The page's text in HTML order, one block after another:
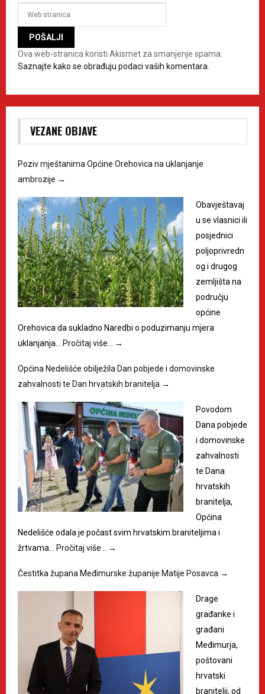
Ova web-stranica koristi Akismet za smanjenje spama.
Saznajte kako se obrađuju podaci vaših komentara.
VEZANE OBJAVE
Poziv mještanima Općine Orehovica na uklanjanje
ambrozije →
Obavještavaj
u se vlasnici ili
posjednici
poljoprivredn
og i drugog
zemljišta na
području
općine
Orehovica da sukladno Naredbi o poduzimanju mjera
uklanjanja…
Pročitaj više… →
Općina Nedelišće obilježila Dan pobjede i domovinske
zahvalnosti te Dan hrvatskih branitelja →
Povodom
Dana pobjede
i domovinske
zahvalnosti
te Dana
hrvatskih
branitelja,
Općina
Nedelišće odala je počast svim hrvatskim braniteljima i
žrtvama…
Pročitaj više… →
Čestitka župana Međimurske županije Matije Posavca →
Drage
građanke i
građani
Međimurja,
poštovani
hrvatski
branitelji, od